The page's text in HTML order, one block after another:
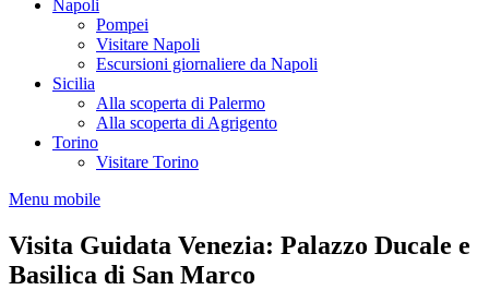
Napoli
Pompei
Visitare Napoli
Escursioni giornaliere da Napoli
Sicilia
Alla scoperta di Palermo
Alla scoperta di Agrigento
Torino
Visitare Torino
Menu mobile
Visita Guidata Venezia: Palazzo Ducale e
Basilica di San Marco